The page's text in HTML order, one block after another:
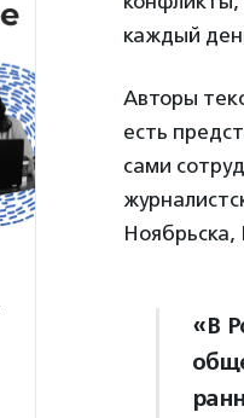
каждый
Авторы
есть
сами
«В